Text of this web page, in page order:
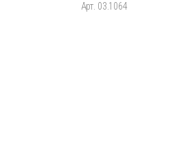
Арт. 03.1064